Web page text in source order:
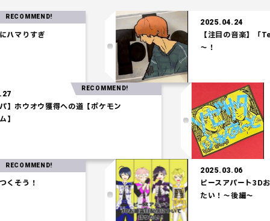
りすぎ
2025.04.24
【注目の音楽】「Tele
～！
一パ】ホウオウ獲得への道【ポケモン
アム】
RECOMMEND!
う！
2025.03.06
ピースアパート3Dお披
たい！～後編～